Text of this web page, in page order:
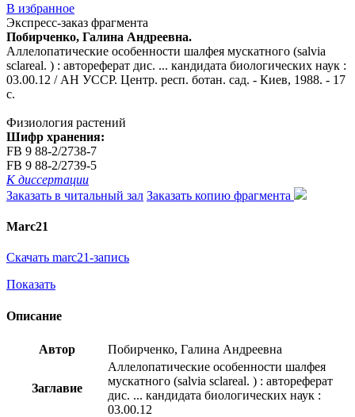
В избранное
Экспресс-заказ фрагмента
Побирченко, Галина Андреевна.
Аллелопатические особенности шалфея мускатного (salvia
sclareal. ) : автореферат дис. ... кандидата биологических наук :
03.00.12 / АН УССР. Центр. респ. ботан. сад. - Киев, 1988. - 17
с.
Физиология растений
Шифр хранения:
FB 9 88-2/2738-7
FB 9 88-2/2739-5
К диссертации
Заказать в читальный зал Заказать копию фрагмента
Marc21
Скачать marc21-запись
Показать
Описание
Автор Побирченко, Галина Андреевна
Заглавие
Аллелопатические особенности шалфея
мускатного (salvia sclareal. ) : автореферат
дис. ... кандидата биологических наук :
03.00.12